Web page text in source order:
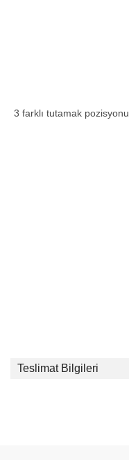
3 farklı tutamak pozisyonu
Teslimat Bilgileri